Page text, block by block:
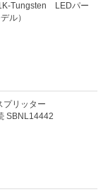
Tungsten LEDパー
ル）
プリッター
SBNL14442